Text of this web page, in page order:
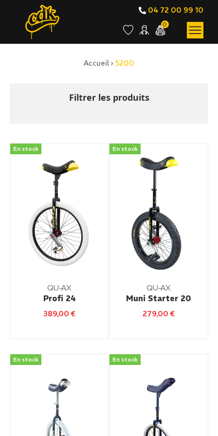
04 72 00 99 10
0
BOUTIQUE EN LIGNE
Accueil › 5200
Filtrer les produits
En stock
QU-AX
Profi 24
389,00€
En stock
QU-AX
Muni Starter 20
279,00€
En stock En stock